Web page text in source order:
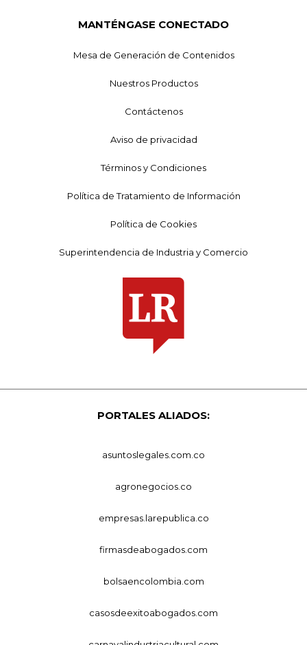
MANTÉNGASE CONECTADO
Mesa de Generación de Contenidos
Nuestros Productos
Contáctenos
Aviso de privacidad
Términos y Condiciones
Política de Tratamiento de Información
Política de Cookies
Superintendencia de Industria y Comercio
PORTALES ALIADOS:
asuntoslegales.com.co
agronegocios.co
empresas.larepublica.co
firmasdeabogados.com
bolsaencolombia.com
casosdeexitoabogados.com